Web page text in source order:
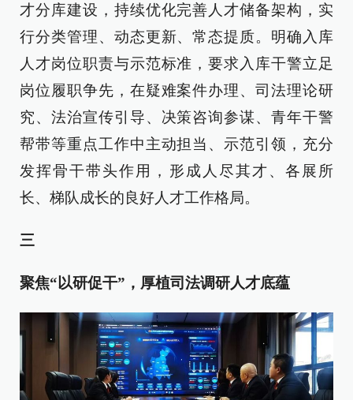
才分库建设，持续优化完善人才储备架构，实
行分类管理、动态更新、常态提质。明确入库
人才岗位职责与示范标准，要求入库干警立足
岗位履职争先，在疑难案件办理、司法理论研
究、法治宣传引导、决策咨询参谋、青年干警
帮带等重点工作中主动担当、示范引领，充分
发挥骨干带头作用，形成人尽其才、各展所
长、梯队成长的良好人才工作格局。
三
聚焦“以研促干”，厚植司法调研人才底蕴